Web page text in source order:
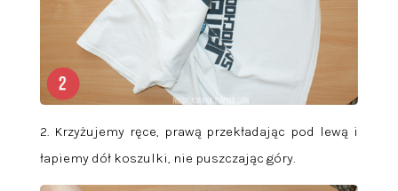
2. Krzyżujemy ręce, prawą przekładając pod lewą i
łapiemy dół koszulki, nie puszczając góry.